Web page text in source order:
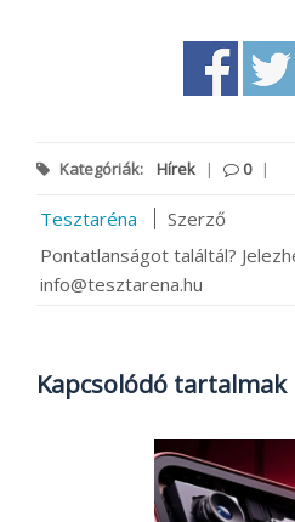
Kategóriák: Hírek | 0 |
Tesztaréna
Szerző
Pontatlanságot találtál?
info@tesztarena.hu
Kapcsolódó tartalmak